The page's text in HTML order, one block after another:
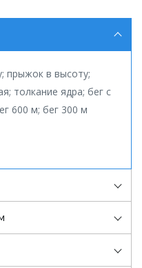
прыжок в высоту;
толкание ядра; бег с
600 м; бег 300 м